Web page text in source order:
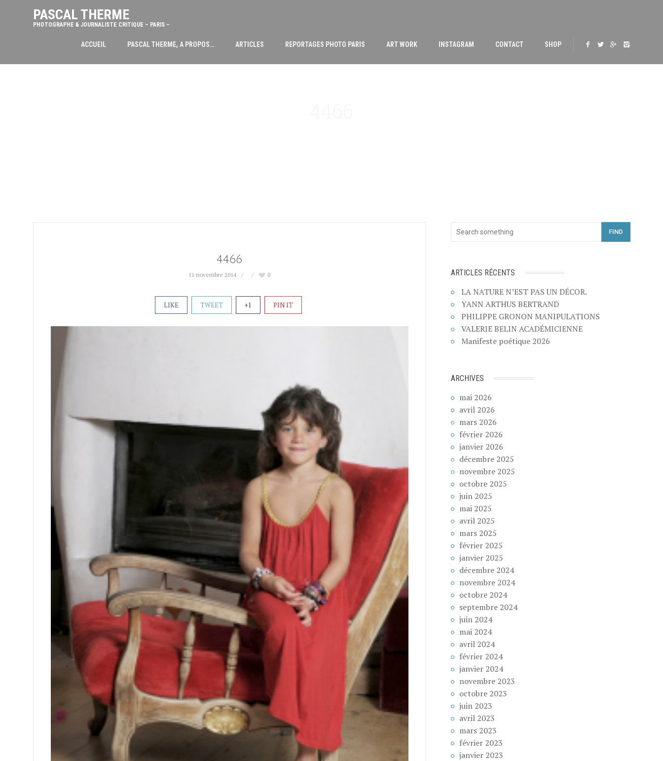
PASCAL THERME
PHOTOGRAPHE & JOURNALISTE CRITIQUE – PARIS –
ACCUEIL PASCAL THERME, A PROPOS… ARTICLES REPORTAGES PHOTO PARIS ART WORK INSTAGRAM CONTACT SHOP
4466
11 novembre 2014 0
LIKE TWEET +1 PIN IT
FIND
ARTICLES RÉCENTS
LA NATURE N’EST PAS UN DÉCOR.
YANN ARTHUS BERTRAND
PHILIPPE GRONON MANIPULATIONS
VALERIE BELIN ACADÉMICIENNE
Manifeste poétique 2026
ARCHIVES
mai 2026
avril 2026
mars 2026
février 2026
janvier 2026
décembre 2025
novembre 2025
octobre 2025
juin 2025
mai 2025
avril 2025
mars 2025
février 2025
janvier 2025
décembre 2024
novembre 2024
octobre 2024
septembre 2024
juin 2024
mai 2024
avril 2024
février 2024
janvier 2024
novembre 2023
octobre 2023
juin 2023
avril 2023
mars 2023
février 2023
janvier 2023